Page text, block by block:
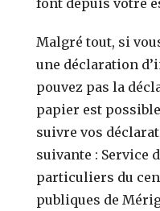
Malgré tout, si
une déclaration
pouvez pas la
papier est
suivre vos
suivante : Service
particuliers du
publiques de